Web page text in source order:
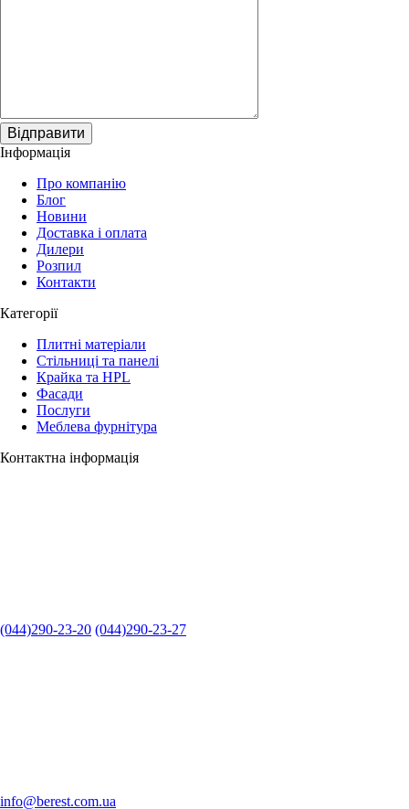
Відправити
Інформація
Про компанію
Блог
Новини
Доставка і оплата
Дилери
Розпил
Контакти
Категорії
Плитні матеріали
Стільниці та панелі
Крайка та HPL
Фасади
Послуги
Меблева фурнітура
Контактна інформація
(044)290-23-20 (044)290-23-27
info@berest.com.ua